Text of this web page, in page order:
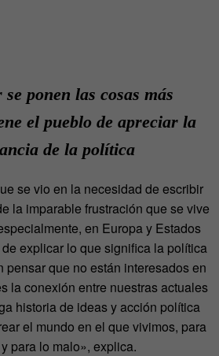
ponen las cosas más
el pueblo de apreciar la
de la política
se vio en la necesidad de escribir
la imparable frustración que se vive
en Europa y Estados
explicar lo que significa la política
pensar que no están interesados en
la conexión entre nuestras actuales
historia de ideas y acción política
el mundo en el que vivimos, para
para lo malo», explica.